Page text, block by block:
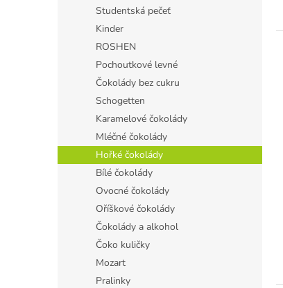
Studentská pečeť
Kinder
ROSHEN
Pochoutkové levné
Čokolády bez cukru
Schogetten
Karamelové čokolády
Mléčné čokolády
Hořké čokolády
Bílé čokolády
Ovocné čokolády
Oříškové čokolády
Čokolády a alkohol
Čoko kuličky
Mozart
Pralinky